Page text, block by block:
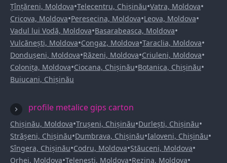
Țînțăreni, Moldova•Telecentru, Chișinău•Vatra, Moldova•
Cricova, Moldova•Peresecina, Moldova•Leova, Moldova•
Vadul lui Vodă, Moldova•Basarabeasca, Moldova•
Vulcănești, Moldova•Congaz, Moldova•Taraclia, Moldova•
Dondușeni, Moldova•Răzeni, Moldova•Criuleni, Moldova•
Colonița, Moldova•Ciocana, Chișinău•Botanica, Chișinău•
Buiucani, Chișinău
profile metalice gips carton
Chișinău, Moldova•Trușeni, Chișinău•Durlești, Chișinău•
Strășeni, Chișinău•Dumbrava, Chișinău•Ialoveni, Chișinău•
Sîngera, Chișinău•Codru, Moldova•Stăuceni, Moldova•
Orhei, Moldova•Telenești, Moldova•Rezina, Moldova•